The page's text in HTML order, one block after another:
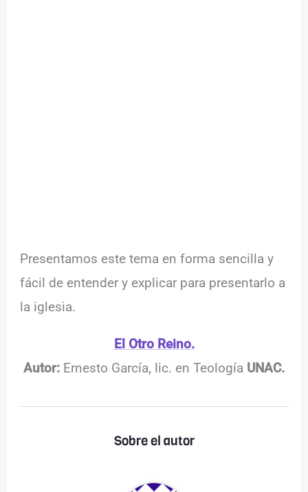
Presentamos este tema en forma sencilla y
fácil de entender y explicar para presentarlo a
la iglesia.
El Otro Reino.
Autor: Ernesto García, lic. en Teología UNAC.
Sobre el autor